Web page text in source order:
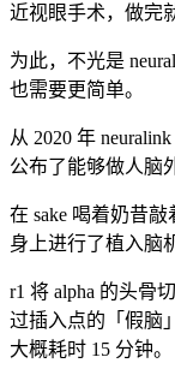
近视眼手术，做完
为此，不光是
也需要更简单。
从 2020 年
公布了能够做人脑
在 sake 喝着奶昔
身上进行了植入脑
r1 将 alpha 的头骨
过插入点的「假脑
大概耗时 15 分钟。